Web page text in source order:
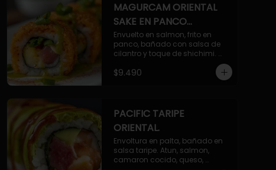
MAGURCAM ORIENTAL
SAKE EN PANCO
ACILANTRADO.
Envuelto en salmon, frito en
panco, bañado con salsa de
cilantro y toque de shichimi.
Atun, camaron, queso, cebollin.
$9.490
PACIFIC TARIPE
ORIENTAL.
Envoltura en palta, bañado en
salsa taripe. Atun, salmon,
camaron cocido, queso,